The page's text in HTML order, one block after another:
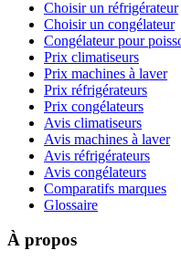
Choisir un réfrigérateur
Choisir un congélateur
Congélateur pour
Prix climatiseurs
Prix machines à laver
Prix réfrigérateurs
Prix congélateurs
Avis climatiseurs
Avis machines à laver
Avis réfrigérateurs
Avis congélateurs
Comparatifs marques
Glossaire
À propos